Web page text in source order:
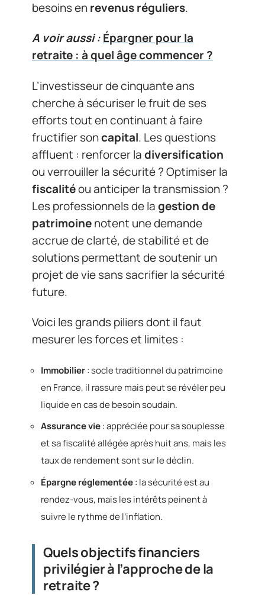
besoins enrevenus réguliers.
A voir aussi :Épargner pour la
retraite : à quel âge commencer ?
L’investisseur de cinquante ans
cherche à sécuriser le fruit de ses
efforts tout en continuant à faire
fructifier soncapital. Les questions
affluent : renforcer ladiversification
ou verrouiller la sécurité ? Optimiser la
fiscalitéou anticiper la transmission ?
Les professionnels de lagestion de
patrimoinenotent une demande
accrue de clarté, de stabilité et de
solutions permettant de soutenir un
projet de vie sans sacrifier la sécurité
future.
Voici les grands piliers dont il faut
mesurer les forces et limites :
Immobilier: socle traditionnel du patrimoine
en France, il rassure mais peut se révéler peu
liquide en cas de besoin soudain.
Assurance vie: appréciée pour sa souplesse
et sa fiscalité allégée après huit ans, mais les
taux de rendement sont sur le déclin.
Épargne réglementée: la sécurité est au
rendez-vous, mais les intérêts peinent à
suivre le rythme de l’inflation.
Quels objectifs financiers
privilégier à l’approche de la
retraite ?